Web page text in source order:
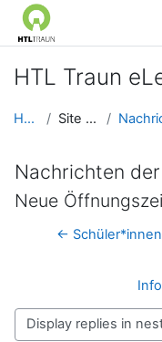
Skip to main content
HTL Traun
Home Site pages
Nachrichten
Neue
←
Display mode